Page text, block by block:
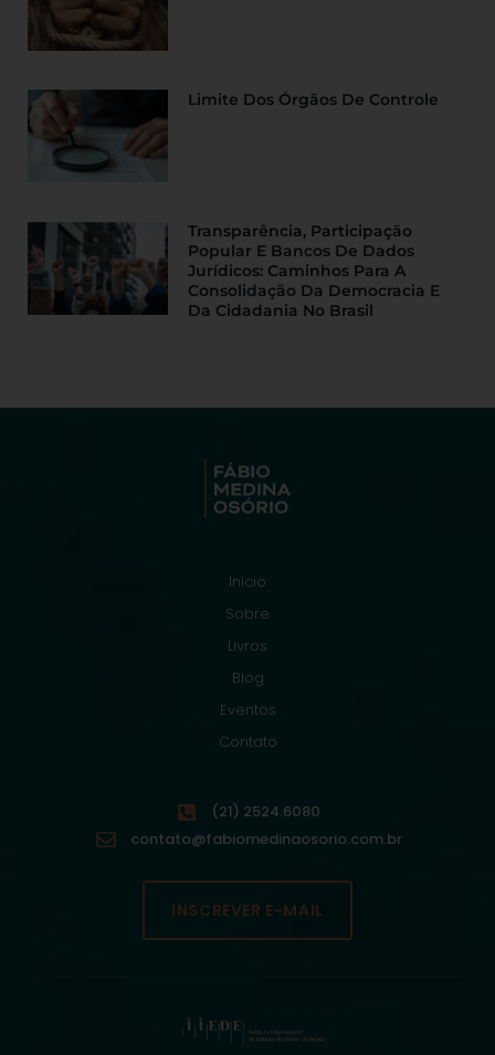
Limite Dos Órgãos De Controle
Transparência, Participação
Popular E Bancos De Dados
Jurídicos: Caminhos Para A
Consolidação Da Democracia E
Da Cidadania No Brasil
Início
Sobre
Livros
Blog
Eventos
Contato
(21) 2524.6080
contato@fabiomedinaosorio.com.br
INSCREVER E-MAIL